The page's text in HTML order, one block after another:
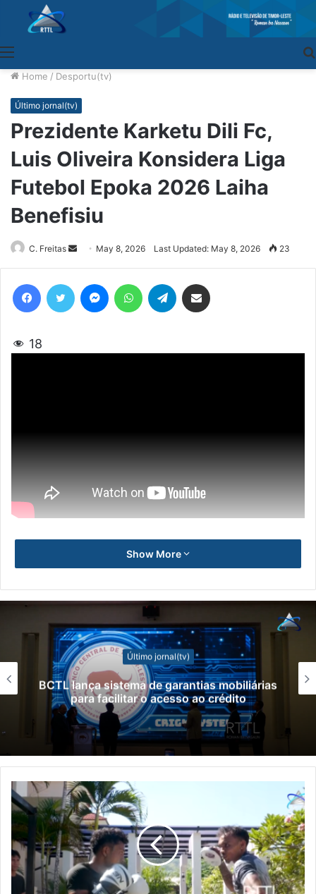
Home / Desportu(tv)
Último jornal(tv)
Prezidente Karketu Dili Fc,
Luis Oliveira Konsidera Liga
Futebol Epoka 2026 Laiha
Benefisiu
C. Freitas
Send
an
email
May 8, 2026 Last Updated: May 8, 2026 23
18
Show More
Último jornal(tv)
BCTL lança sistema de garantias mobiliárias
para facilitar o acesso ao crédito